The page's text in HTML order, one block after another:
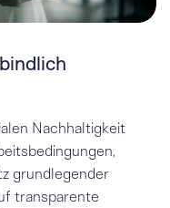
Nachhaltigkeit
grundlegender
transparente